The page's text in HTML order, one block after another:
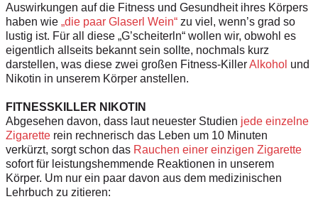
Auswirkungen auf die Fitness und Gesundheit ihres Körpers
haben wie „die paar Glaserl Wein“ zu viel, wenn’s grad so
lustig ist. Für all diese „G’scheiterln“ wollen wir, obwohl es
eigentlich allseits bekannt sein sollte, nochmals kurz
darstellen, was diese zwei großen Fitness-KillerAlkohol und
Nikotin in unserem Körper anstellen.
FITNESSKILLER NIKOTIN
Abgesehen davon, dass laut neuester Studien jede einzelne
Zigarette rein rechnerisch das Leben um 10 Minuten
verkürzt, sorgt schon das Rauchen einer einzigen Zigarette
sofort für leistungshemmende Reaktionen in unserem
Körper. Um nur ein paar davon aus dem medizinischen
Lehrbuch zu zitieren: